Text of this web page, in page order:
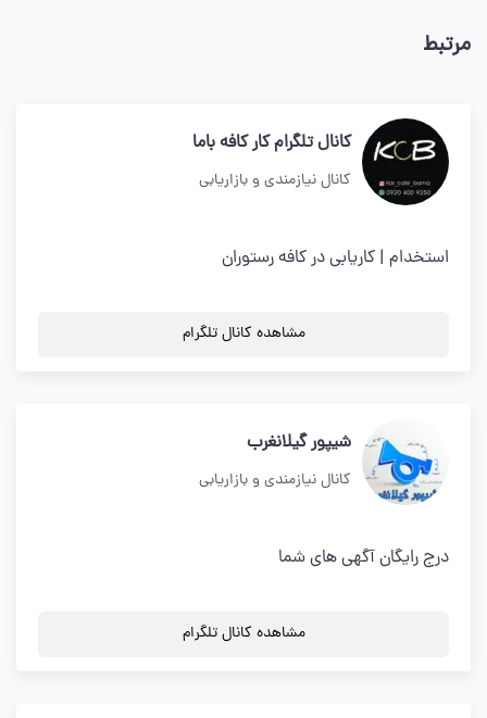
مرتبط
کانال تلگرام کار کافه باما
کانال نیازمندی و بازاریابی
استخدام | کاریابی در کافه رستوران
مشاهده کانال تلگرام
شیپور گیلانغرب
کانال نیازمندی و بازاریابی
درج رایگان آگهی های شما
مشاهده کانال تلگرام